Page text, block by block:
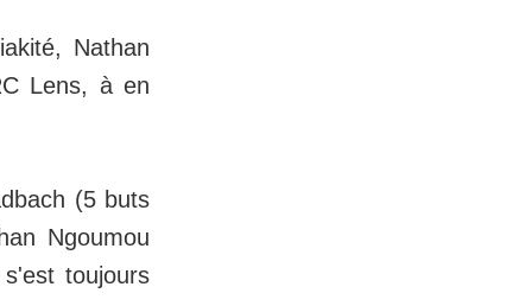
Nathan
Lens, à en
(5 buts
Ngoumou
toujours